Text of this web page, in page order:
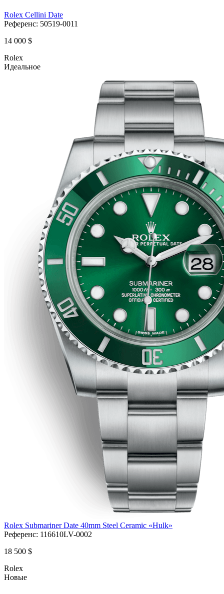
Rolex Cellini Date
Референс: 50519-0011
14 000 $
Rolex
Идеальное
Rolex Submariner Date 40mm Steel Ceramic «Hulk»
Референс: 116610LV-0002
18 500 $
Rolex
Новые